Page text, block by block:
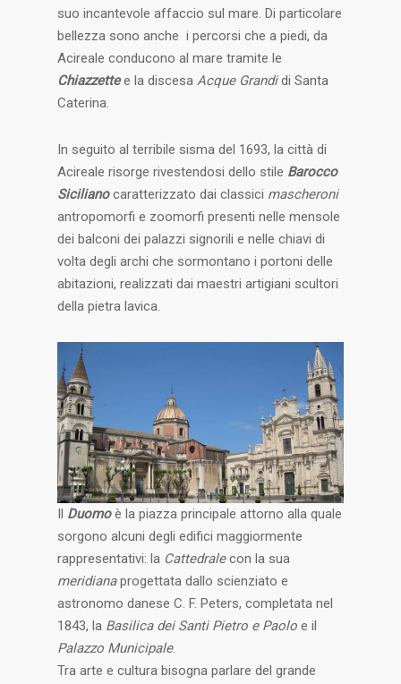
suo incantevole affaccio sul mare. Di particolare
bellezza sono anche i percorsi che a piedi, da
Acireale conducono al mare tramite le
Chiazzettee la discesa Acque Grandidi Santa
Caterina.
In seguito al terribile sisma del 1693, la città di
Acireale risorge rivestendosi dello stile Barocco
Sicilianocaratterizzato dai classici mascheroni
antropomorfi e zoomorfi presenti nelle mensole
dei balconi dei palazzi signorili e nelle chiavi di
volta degli archi che sormontano i portoni delle
abitazioni, realizzati dai maestri artigiani scultori
della pietra lavica.
Il Duomoè la piazza principale attorno alla quale
sorgono alcuni degli edifici maggiormente
rappresentativi: la Cattedralecon la sua
meridianaprogettata dallo scienziato e
astronomo danese C. F. Peters, completata nel
1843, la Basilica dei Santi Pietro e Paolo e il
Palazzo Municipale.
Tra arte e cultura bisogna parlare del grande